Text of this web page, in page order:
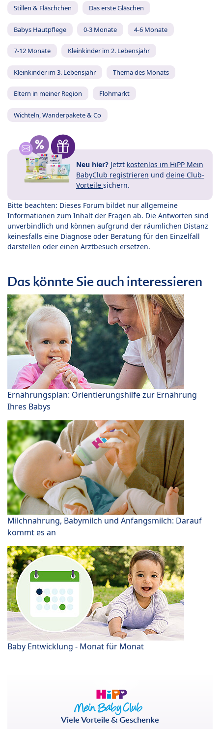
Stillen & Fläschchen Das erste Gläschen
Babys Hautpflege 0-3 Monate 4-6 Monate
7-12 Monate Kleinkinder im 2. Lebensjahr
Kleinkinder im 3. Lebensjahr Thema des Monats
Eltern in meiner Region Flohmarkt
Wichteln, Wanderpakete & Co
Neu hier? Jetzt kostenlos im HiPP Mein
BabyClub registrieren und deine Club-
Vorteile sichern.
Bitte beachten: Dieses Forum bildet nur allgemeine
Informationen zum Inhalt der Fragen ab. Die Antworten sind
unverbindlich und können aufgrund der räumlichen Distanz
keinesfalls eine Diagnose oder Beratung für den Einzelfall
darstellen oder einen Arztbesuch ersetzen.
Das könnte Sie auch interessieren
Ernährungsplan: Orientierungshilfe zur Ernährung
Ihres Babys
Milchnahrung, Babymilch und Anfangsmilch: Darauf
kommt es an
Baby Entwicklung - Monat für Monat
Viele Vorteile & Geschenke